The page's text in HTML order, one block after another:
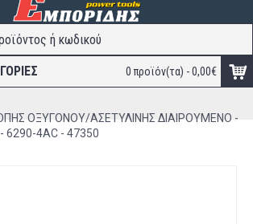
0 προϊόν(τα) - 0,00€
ΟΞΥΓΟΝΟΥ/ΑΣΕΤΥΛΙΝΗΣ ΔΙΑΙΡΟΥΜΕΝΟ -
6290-4AC - 47350